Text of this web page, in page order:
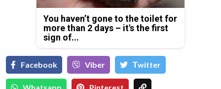
You haven’t gone to the toilet for
more than 2 days – it's the first
sign of...
Facebook Viber Тwitter